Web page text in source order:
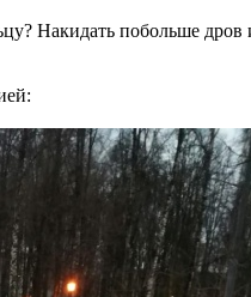
Накидать побольше